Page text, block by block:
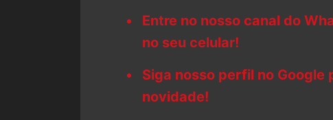
Entre no nosso canal do
no seu celular!
Siga nosso perfil no Google
novidade!